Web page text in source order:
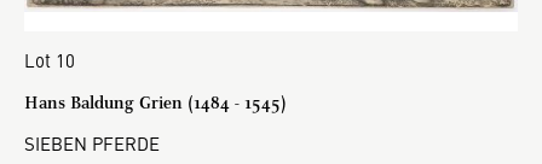
Lot 10
Hans Baldung Grien (1484 - 1545)
SIEBEN PFERDE